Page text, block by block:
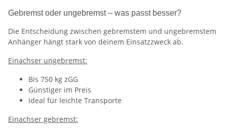
Gebremst oder ungebremst – was passt besser?
Die Entscheidung zwischen gebremstem und ungebremstem
Anhänger hängt stark von deinem Einsatzzweck ab.
Einachser ungebremst:
Bis 750 kg zGG
Günstiger im Preis
Ideal für leichte Transporte
Einachser gebremst: